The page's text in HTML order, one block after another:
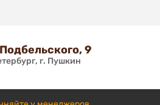
9
г. Пушкин